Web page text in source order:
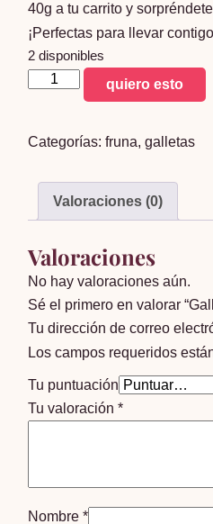
40g a tu carrito y
¡Perfectas para llevar
2 disponibles
Galletas
40g
quiero esto
Categorías:fruna,galletas
Valoraciones (0)
Valoraciones
No hay valoraciones aún.
Sé el primero en valorar
Tu dirección de correo
Los campos requeridos
Tu puntuación
Tu valoración*
Nombre*